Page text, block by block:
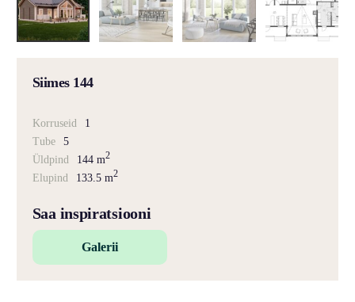
Siimes 144
Korruseid
1
Tube
5
Üldpind
144 m2
Elupind 133.5 m2
Saa inspiratsiooni
Galerii